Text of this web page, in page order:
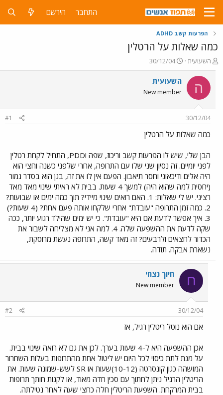
התחבר הירשם
הפרעות קשב ADHD
כמה שאלות על הרטלין
פ
ו
ת
ח
ה
ש
א
השעועית
פ
ו
ר
ס
ם
ר
30/12/04
ה השעועית
New member
30/12/04
#1
כמה שאלות על הרטלין
הבן שלי, שיש לו הפרעות קשב וריכוז, שפה וPDD, התחיל לקחת רטלין
לפני יומיים. זה נסיון שני שלו עם התרופה, אחרי שלפני כשנה וחצי הוא
היה אלים ודיכאוני וחסר תיאבון. הפעם אין לו את זה, בגן הוא בסדר גמור
(יחסית למה שהוא היה) למשך 4 שעות. בבית לא ראיתי שינוי מאד מאד
רציני. יש לי שאלות: 1. האם רואים שינוי מיידי? תוך כמה ימים או שבועות?
2. כמה זמן התרופה "עובדת" אחרי שלקחו אותה פעם אחת? (4 שעות?)
3. איך אפשר לדעת אם היא "עובדת". כי יש ימים שהילד רגוע יותר, ככה
שקה לדעת את ההשפעה שלה. 4. למה אני לא מצליחה לשבור את
הכדור לחצאים ולרבעים? זה מאד קשה, התרופה נעשת מרוסקת,
נשארת אבקה. תודה.
ח חיוך נצחי
New member
30/12/04
#2
אם הוא נוטל ריטלין רגיל, אז
אכן ההשפעה היא ל-4 שעות בערך. לכן את גם לא רואה שינוי בבית.
על מנת לתת כיסוי לכל היום יש ליטול אחת מהתרופות בעלות השחרור
המושהה כגון קונסרטה (10-12)שעות או SR לשש-שמונה שעות. את
הריטלין הרגיל ניתן לחתוך עם סכין חדה מאוד, או לקנות חותך תרופות
בבית המרקחת. השפעת הריטלין חלה כחצי שעה לאחר נטילתה.